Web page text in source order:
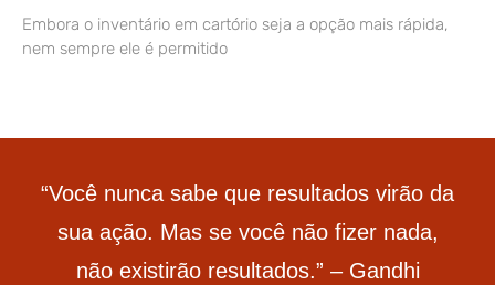
Embora o inventário em cartório seja a opção mais rápida,
nem sempre ele é permitido
“Você nunca sabe que resultados virão da
sua ação. Mas se você não fizer nada,
não existirão resultados.” – Gandhi